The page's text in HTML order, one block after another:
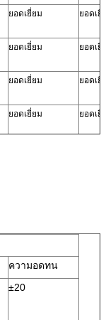
ยอดเยี่ยม ยอดเยี่
ยอดเยี่ยม ยอดเยี่
ยอดเยี่ยม ยอดเยี่
ยอดเยี่ยม ยอดเยี่
ความอดทน
±20